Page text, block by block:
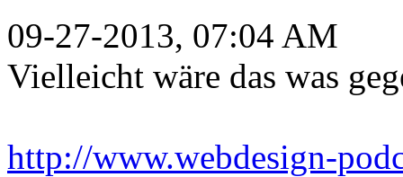
09-27-2013, 07:04 AM
Vielleicht wäre das was
http://www.webdesign-